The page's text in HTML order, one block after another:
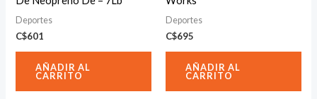
Deportes
C$601
AÑADIR AL
CARRITO
Deportes
C$695
AÑADIR AL
CARRITO